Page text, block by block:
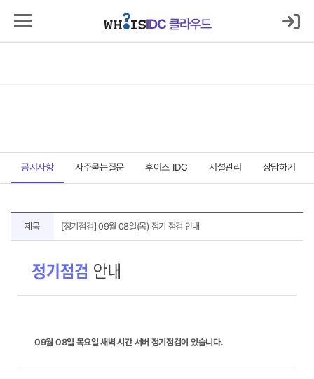
IDC클라우드
서버호스팅코로케이션클라우드보안매니지먼트고객지원센터
로그인 마이IDC
IDC클라우드
공지사항 자주묻는질문 후이즈 IDC 시설관리 상담하기
제목 [정기점검] 09월 08일(목) 정기 점검 안내
09월 08일 목요일 새벽 시간 서버 정기점검이 있습니다.